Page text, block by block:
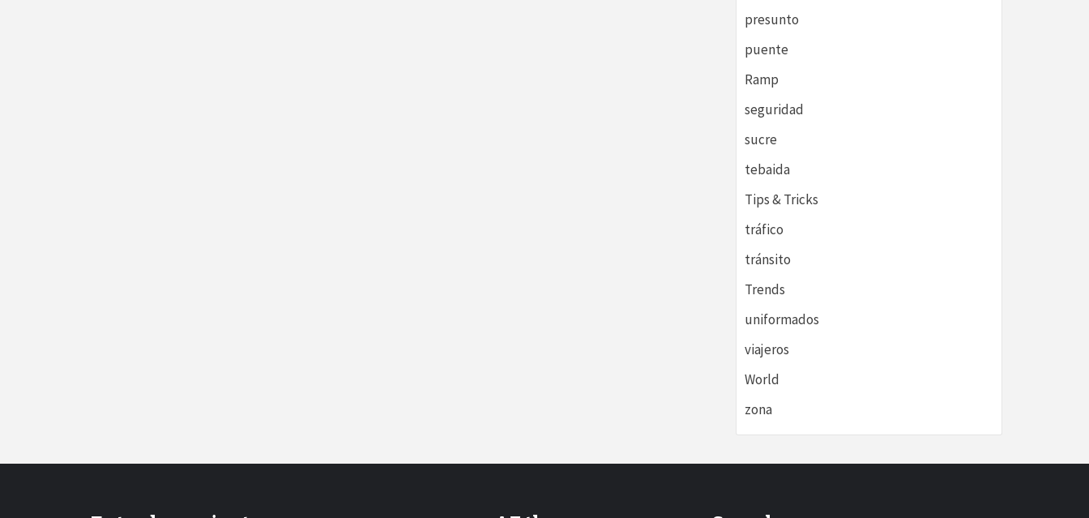
presunto
puente
Ramp
seguridad
sucre
tebaida
Tips & Tricks
tráfico
tránsito
Trends
uniformados
viajeros
World
zona